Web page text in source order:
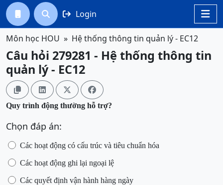

  Login
Môn học HOU Hệ thống thông tin quản lý - EC12
Câu hỏi 279281 - Hệ thống thông tin
quản lý - EC12
   
Quy trình động thường hỗ trợ?
Chọn đáp án:
Các hoạt động có cấu trúc và tiêu chuẩn hóa
Các hoạt động ghi lại ngoại lệ
Các quyết định vận hành hàng ngày